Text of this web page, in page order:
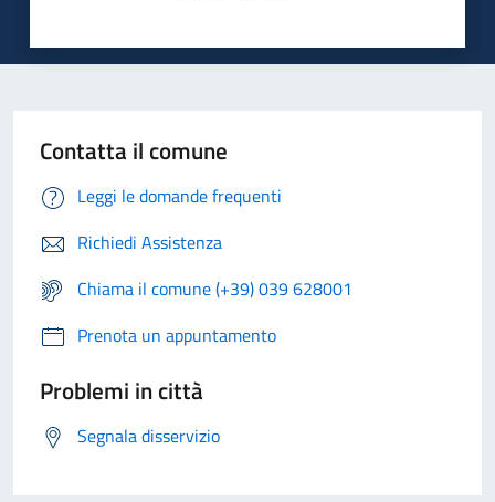
Contatta il comune
Leggi le domande frequenti
Richiedi Assistenza
Chiama il comune (+39) 039 628001
Prenota un appuntamento
Problemi in città
Segnala disservizio